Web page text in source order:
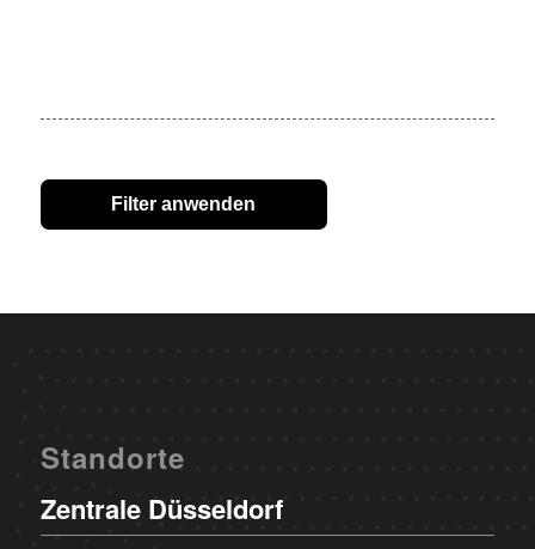
Filter anwenden
Standorte
Zentrale Düsseldorf